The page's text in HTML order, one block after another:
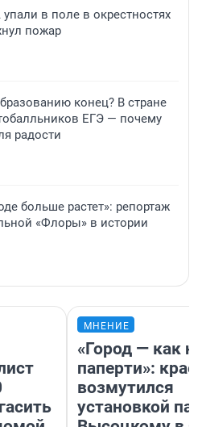
в поле в окрестностях
пожар
конец? В стране
ЕГЭ — почему
радости
больше растет»: репортаж
«Флоры» в истории
МНЕНИЕ
«Город — как
паперти»:
возмутился
установкой